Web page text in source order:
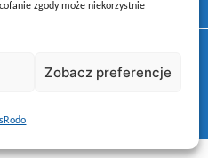
zgody może niekorzystnie
Zobacz preferencje
Rodo